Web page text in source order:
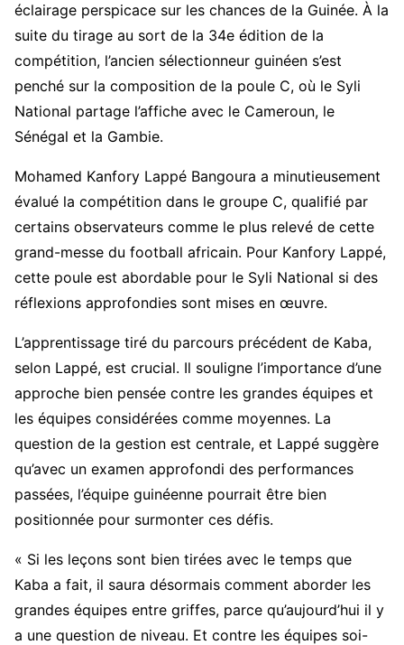
éclairage perspicace sur les chances de la Guinée. À la
suite du tirage au sort de la 34e édition de la
compétition, l’ancien sélectionneur guinéen s’est
penché sur la composition de la poule C, où le Syli
National partage l’affiche avec le Cameroun, le
Sénégal et la Gambie.
Mohamed Kanfory Lappé Bangoura a minutieusement
évalué la compétition dans le groupe C, qualifié par
certains observateurs comme le plus relevé de cette
grand-messe du football africain. Pour Kanfory Lappé,
cette poule est abordable pour le Syli National si des
réflexions approfondies sont mises en œuvre.
L’apprentissage tiré du parcours précédent de Kaba,
selon Lappé, est crucial. Il souligne l’importance d’une
approche bien pensée contre les grandes équipes et
les équipes considérées comme moyennes. La
question de la gestion est centrale, et Lappé suggère
qu’avec un examen approfondi des performances
passées, l’équipe guinéenne pourrait être bien
positionnée pour surmonter ces défis.
« Si les leçons sont bien tirées avec le temps que
Kaba a fait, il saura désormais comment aborder les
grandes équipes entre griffes, parce qu’aujourd’hui il y
a une question de niveau. Et contre les équipes soi-